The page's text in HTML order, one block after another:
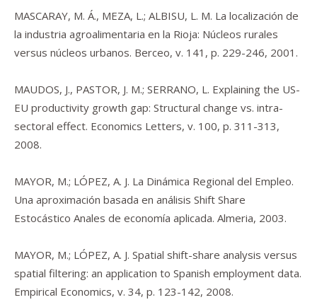
MASCARAY, M. Á., MEZA, L.; ALBISU, L. M. La localización de
la industria agroalimentaria en la Rioja: Núcleos rurales
versus núcleos urbanos. Berceo, v. 141, p. 229-246, 2001.
MAUDOS, J., PASTOR, J. M.; SERRANO, L. Explaining the US-
EU productivity growth gap: Structural change vs. intra-
sectoral effect. Economics Letters, v. 100, p. 311-313,
2008.
MAYOR, M.; LÓPEZ, A. J. La Dinámica Regional del Empleo.
Una aproximación basada en análisis Shift Share
Estocástico Anales de economía aplicada. Almeria, 2003.
MAYOR, M.; LÓPEZ, A. J. Spatial shift-share analysis versus
spatial filtering: an application to Spanish employment data.
Empirical Economics, v. 34, p. 123-142, 2008.